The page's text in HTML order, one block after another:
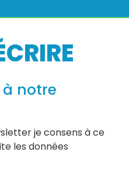
notre
je consens à ce
les données